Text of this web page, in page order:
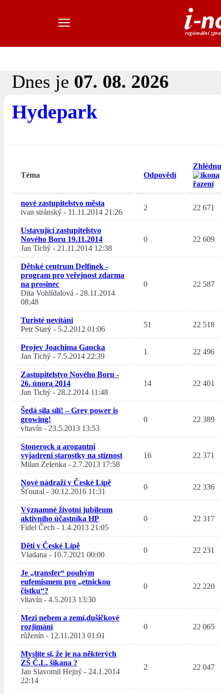
Dnes je 07. 08. 2026
Hydepark
Téma Odpovědí
nové zastupitelstvo města
ivan stránský - 11.11.2014 21:26
2 22 671
Ustavující zastupitelstvo
Nového Boru 19.11.2014
Jan Tichý - 21.11.2014 12:38
0 22 609
Dětské centrum Delfínek -
program pro veřejnost zdarma
na prosinec
Dita Vohlídalová - 28.11.2014
08:48
0 22 587
Turisté nevítáni
Petr Starý - 5.2.2012 01:06
51 22 518
Projev Joachima Gaucka
Jan Tichý - 7.5.2014 22:39
1 22 496
Zastupitelstvo Nového Boru -
26. února 2014
Jan Tichý - 28.2.2014 11:48
14 22 401
Šedá síla sílí! – Grey power is
growing!
vltavín - 23.5.2013 13:53
0 22 389
Stonerock a arogantni
vyjadreni starostky na stiznost
Milan Zelenka - 2.7.2013 17:58
16 22 371
Nové nádraží v České Lípě
Šťoural - 30.12.2016 11:31
0 22 336
Významné životní jubileum
aktivního účastníka HP
Fidel Čech - 1.4.2013 21:05
0 22 317
Děti v České Lípě
Vladana - 10.7.2021 00:00
0 22 231
Je „transfer“ pouhým
eufemismem pro „etnickou
čistku“?
vltavín - 4.5.2013 13:30
0 22 220
Mezi nebem a zemí,dušičkové
rozjímání
růženín - 12.11.2013 01:01
0 22 065
Myslíte si, že je na některých
ZŠ Č.L. šikana ?
Jan Slavomil Hejný - 24.1.2014
22:14
2 22 047